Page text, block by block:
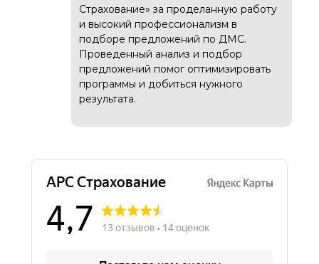
Страхование» за проделанную работу
и высокий профессионализм в
подборе предложений по ДМС.
Проведенный анализ и подбор
предложений помог оптимизировать
программы и добиться нужного
результата.